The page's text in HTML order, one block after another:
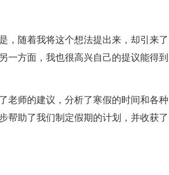
，随着我将这个想法提出来，却引来了
一方面，我也很高兴自己的提议能得到
老师的建议，分析了寒假的时间和各种
帮助了我们制定假期的计划，并收获了